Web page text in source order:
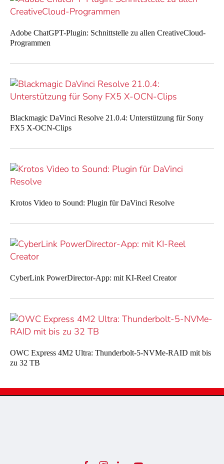
Adobe ChatGPT-Plugin: Schnittstelle zu allen CreativeCloud-
Programmen
Blackmagic DaVinci Resolve 21.0.4: Unterstützung für Sony
FX5 X-OCN-Clips
Krotos Video to Sound: Plugin für DaVinci Resolve
CyberLink PowerDirector-App: mit KI-Reel Creator
OWC Express 4M2 Ultra: Thunderbolt-5-NVMe-RAID mit bis
zu 32 TB